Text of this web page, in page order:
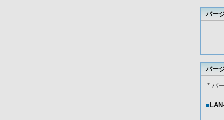
バー
バー
* バ
■